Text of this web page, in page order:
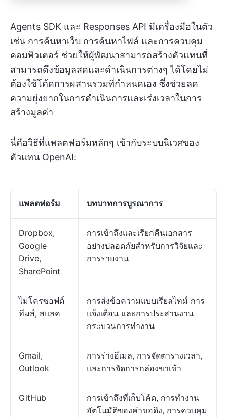
Agents SDK และ Responses API มีเครื่องมือในตัว
เช่น การค้นหาเว็บ การค้นหาไฟล์ และการควบคุม
คอมพิวเตอร์ ช่วยให้ผู้พัฒนาสามารถสร้างตัวแทนที่
สามารถดึงข้อมูลสดและดำเนินการต่างๆ ได้โดยไม่
ต้องใช้โค้ดการผสานรวมที่กำหนดเอง ซึ่งช่วยลด
ความยุ่งยากในการดำเนินการและเร่งเวลาในการ
สร้างมูลค่า
นี่คือวิธีที่แพลตฟอร์มหลักๆ เข้ากับระบบนิเวศของ
ตัวแทน OpenAI:
แพลตฟอร์ม บทบาทการบูรณาการ
Dropbox,
Google
Drive,
SharePoint
การเข้าถึงและเรียกคืนเอกสาร
อย่างปลอดภัยสำหรับการวิจัยและ
การรายงาน
ไมโครซอฟต์
ทีมส์, สแลค
การส่งข้อความแบบเรียลไทม์ การ
แจ้งเตือน และการประสานงาน
กระบวนการทำงาน
Gmail,
Outlook
การร่างอีเมล, การจัดตารางเวลา,
และการจัดการกล่องขาเข้า
GitHub
การเข้าถึงที่เก็บโค้ด, การทำงาน
อัตโนมัติของคำขอดึง, การควบคุม